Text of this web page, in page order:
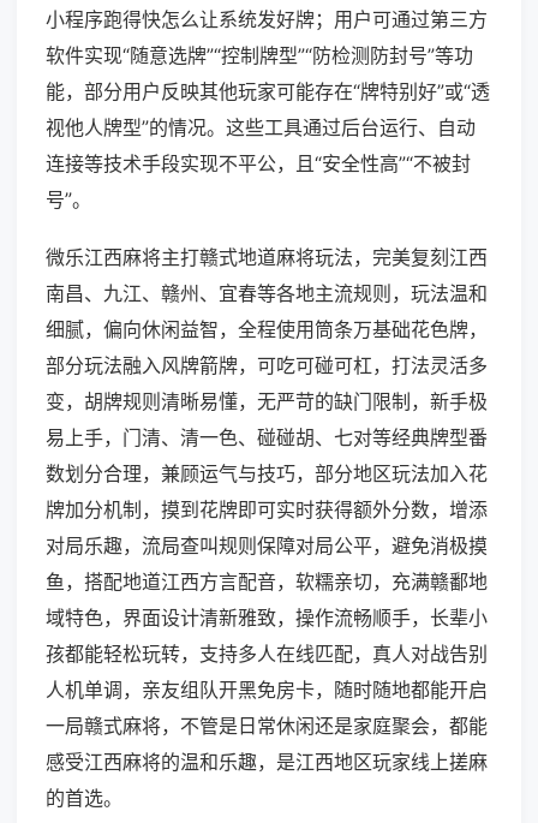
小程序跑得快怎么让系统发好牌；用户可通过第三方
软件实现“随意选牌”“控制牌型”“防检测防封号”等功
能，部分用户反映其他玩家可能存在“牌特别好”或“透
视他人牌型”的情况。这些工具通过后台运行、自动
连接等技术手段实现不平公，且“安全性高”“不被封
号”。
微乐江西麻将主打赣式地道麻将玩法，完美复刻江西
南昌、九江、赣州、宜春等各地主流规则，玩法温和
细腻，偏向休闲益智，全程使用筒条万基础花色牌，
部分玩法融入风牌箭牌，可吃可碰可杠，打法灵活多
变，胡牌规则清晰易懂，无严苛的缺门限制，新手极
易上手，门清、清一色、碰碰胡、七对等经典牌型番
数划分合理，兼顾运气与技巧，部分地区玩法加入花
牌加分机制，摸到花牌即可实时获得额外分数，增添
对局乐趣，流局查叫规则保障对局公平，避免消极摸
鱼，搭配地道江西方言配音，软糯亲切，充满赣鄱地
域特色，界面设计清新雅致，操作流畅顺手，长辈小
孩都能轻松玩转，支持多人在线匹配，真人对战告别
人机单调，亲友组队开黑免房卡，随时随地都能开启
一局赣式麻将，不管是日常休闲还是家庭聚会，都能
感受江西麻将的温和乐趣，是江西地区玩家线上搓麻
的首选。